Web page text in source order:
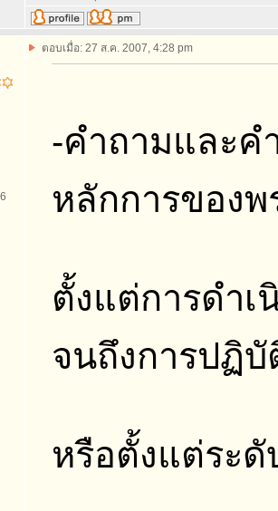
ตอบเมื่อ: 27 ส.ค. 2007, 4:28 pm
-คำถามและค
หลักการของ
ตั้งแต่การดำ
จนถึงการปฏิ
หรือตั้งแต่ระดั